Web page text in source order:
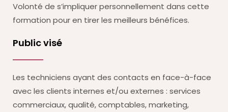
Volonté de s’impliquer personnellement dans cette
formation pour en tirer les meilleurs bénéfices.
Public visé
Les techniciens ayant des contacts en face-à-face
avec les clients internes et/ou externes : services
commerciaux, qualité, comptables, marketing,